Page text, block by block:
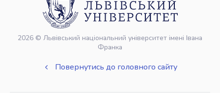
2026 © Львівський національний університет імені Івана
Франка
Повернутись до головного сайту